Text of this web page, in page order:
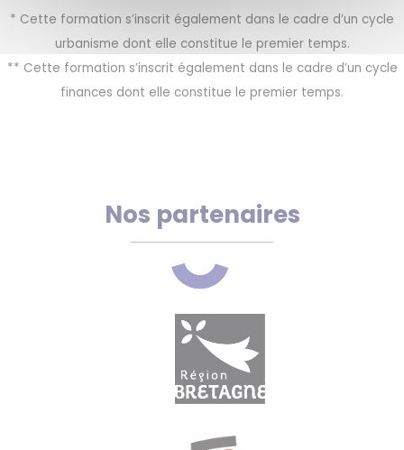
* Cette formation s’inscrit également dans le cadre d’un cycle
urbanisme dont elle constitue le premier temps.
** Cette formation s’inscrit également dans le cadre d’un cycle
finances dont elle constitue le premier temps.
Nos partenaires